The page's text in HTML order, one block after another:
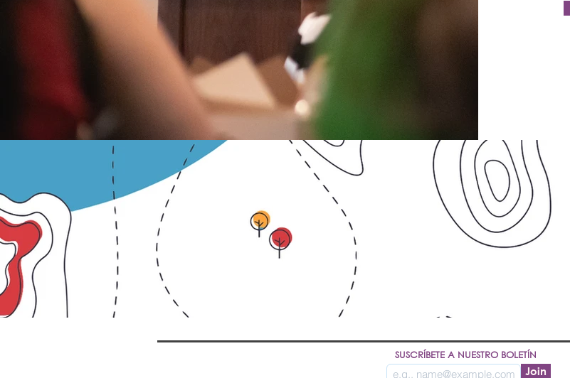
SUSCRÍBETE A NUESTRO BOLETÍN
Join